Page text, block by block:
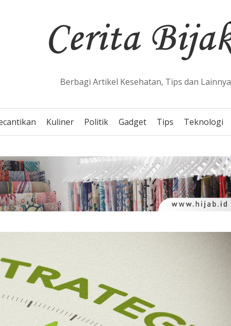
Berbagi Artikel Kesehatan, Tips dan Lainnya
Kuliner Politik Gadget Tips Teknologi